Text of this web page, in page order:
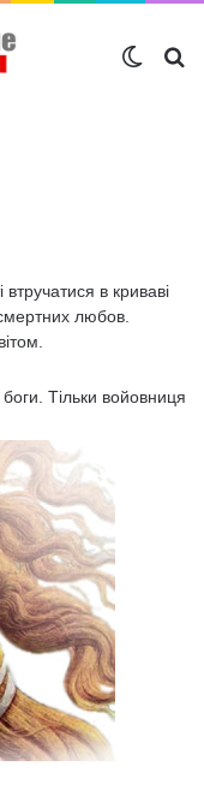
втручатися в криваві
любов.
боги. Тільки войовниця